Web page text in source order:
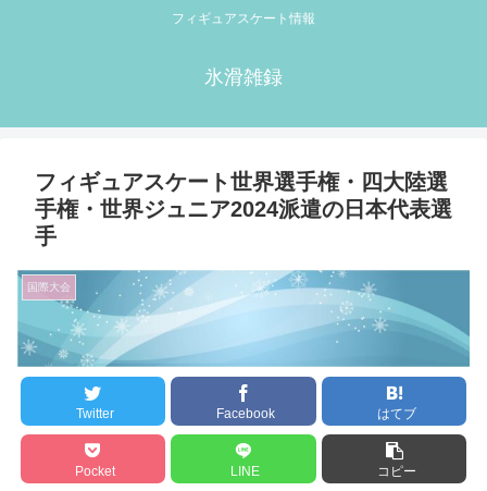
フィギュアスケート情報
氷滑雑録
フィギュアスケート世界選手権・四大陸選
手権・世界ジュニア2024派遣の日本代表選
手
国際大会
Twitter Facebook はてブ
Pocket LINE コピー